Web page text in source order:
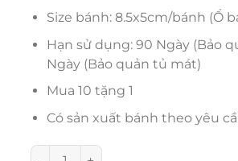
Size bánh: 8.5x5cm/bánh (Ổ
Hạn sử dụng: 90 Ngày (Bảo
Ngày (Bảo quản tủ mát)
Mua 10 tặng 1
Có sản xuất bánh theo yêu
Bánh Mousse Lạnh Dâu Tây số